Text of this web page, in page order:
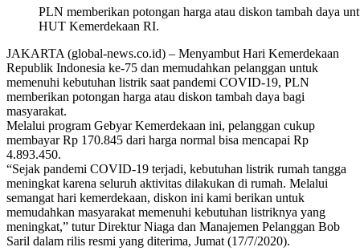
PLN memberikan potongan harga atau diskon tambah daya
HUT Kemerdekaan RI.
JAKARTA (global-news.co.id) – Menyambut Hari Kemerdekaan
Republik Indonesia ke-75 dan memudahkan pelanggan untuk
memenuhi kebutuhan listrik saat pandemi COVID-19, PLN
memberikan potongan harga atau diskon tambah daya bagi
masyarakat.
Melalui program Gebyar Kemerdekaan ini, pelanggan cukup
membayar Rp 170.845 dari harga normal bisa mencapai Rp
4.893.450.
“Sejak pandemi COVID-19 terjadi, kebutuhan listrik rumah tangga
meningkat karena seluruh aktivitas dilakukan di rumah. Melalui
semangat hari kemerdekaan, diskon ini kami berikan untuk
memudahkan masyarakat memenuhi kebutuhan listriknya yang
meningkat,” tutur Direktur Niaga dan Manajemen Pelanggan Bob
Saril dalam rilis resmi yang diterima, Jumat (17/7/2020).